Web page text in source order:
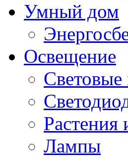
Умный дом
Освещение
Растения
Лампы